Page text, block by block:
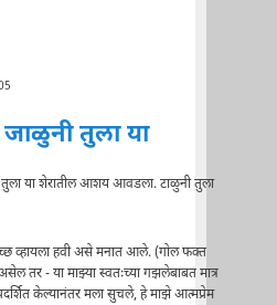
जाळुनी तुला या
तुला या शेरातील आशय आवडला. टाळुनी तुला
व्हायला हवी असे मनात आले. (गोल फक्त
तर - या माझ्या स्वतःच्या गझलेबाबत मात्र
केल्यानंतर मला सुचले, हे माझे आत्मप्रेम